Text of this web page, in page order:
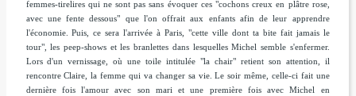
femmes-tirelires qui ne sont pas sans évoquer ces "cochons creux en plâtre rose,
avec une fente dessous" que l'on offrait aux enfants afin de leur apprendre
l'économie. Puis, ce sera l'arrivée à Paris, "cette ville dont ta bite fait jamais le
tour", les peep-shows et les branlettes dans lesquelles Michel semble s'enfermer.
Lors d'un vernissage, où une toile intitulée "la chair" retient son attention, il
rencontre Claire, la femme qui va changer sa vie. Le soir même, celle-ci fait une
dernière fois l'amour avec son mari et une première fois avec Michel en